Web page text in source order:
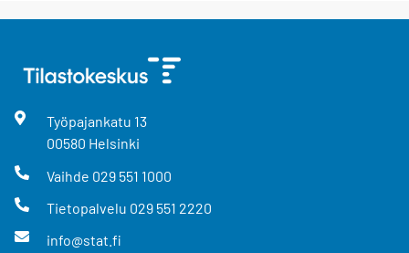
Työpajankatu 13
00580 Helsinki
Vaihde 029 551 1000
Tietopalvelu 029 551 2220
info@stat.fi